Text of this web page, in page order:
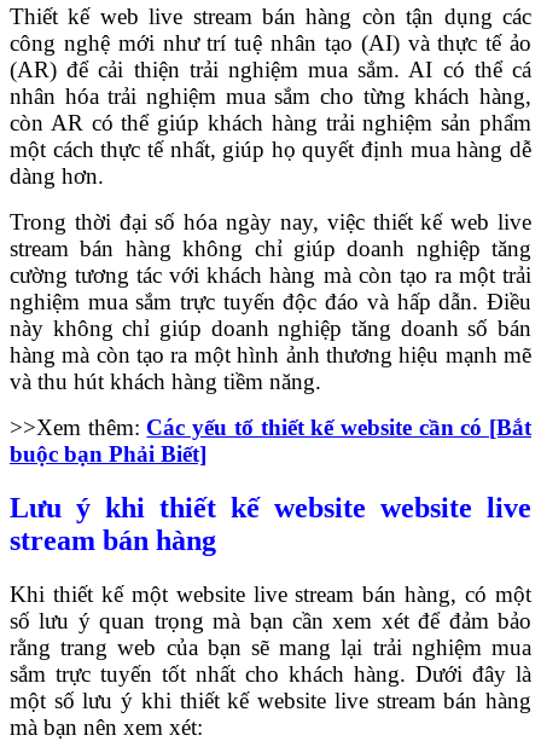
Thiết kế web live stream bán hàng còn tận dụng các
công nghệ mới như trí tuệ nhân tạo (AI) và thực tế ảo
(AR) để cải thiện trải nghiệm mua sắm. AI có thể cá
nhân hóa trải nghiệm mua sắm cho từng khách hàng,
còn AR có thể giúp khách hàng trải nghiệm sản phẩm
một cách thực tế nhất, giúp họ quyết định mua hàng dễ
dàng hơn.
Trong thời đại số hóa ngày nay, việc thiết kế web live
stream bán hàng không chỉ giúp doanh nghiệp tăng
cường tương tác với khách hàng mà còn tạo ra một trải
nghiệm mua sắm trực tuyến độc đáo và hấp dẫn. Điều
này không chỉ giúp doanh nghiệp tăng doanh số bán
hàng mà còn tạo ra một hình ảnh thương hiệu mạnh mẽ
và thu hút khách hàng tiềm năng.
>>Xem thêm: Các yếu tố thiết kế website cần có [Bắt
buộc bạn Phải Biết]
Lưu ý khi thiết kế website website live
stream bán hàng
Khi thiết kế một website live stream bán hàng, có một
số lưu ý quan trọng mà bạn cần xem xét để đảm bảo
rằng trang web của bạn sẽ mang lại trải nghiệm mua
sắm trực tuyến tốt nhất cho khách hàng. Dưới đây là
một số lưu ý khi thiết kế website live stream bán hàng
mà bạn nên xem xét: